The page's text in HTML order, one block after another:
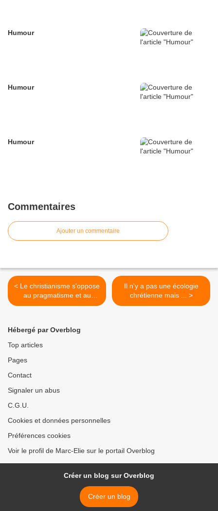
Humour
Humour
Humour
Commentaires
Ajouter un commentaire
< Le christianisme s'oppose
au pragmatisme et au
relativisme
Il n'y a pas une écologie
chrétienne mais ... >
Hébergé par Overblog
Top articles
Pages
Contact
Signaler un abus
C.G.U.
Cookies et données personnelles
Préférences cookies
Voir le profil de Marc-Elie sur le portail Overblog
Créer un blog sur Overblog
Créer un blog